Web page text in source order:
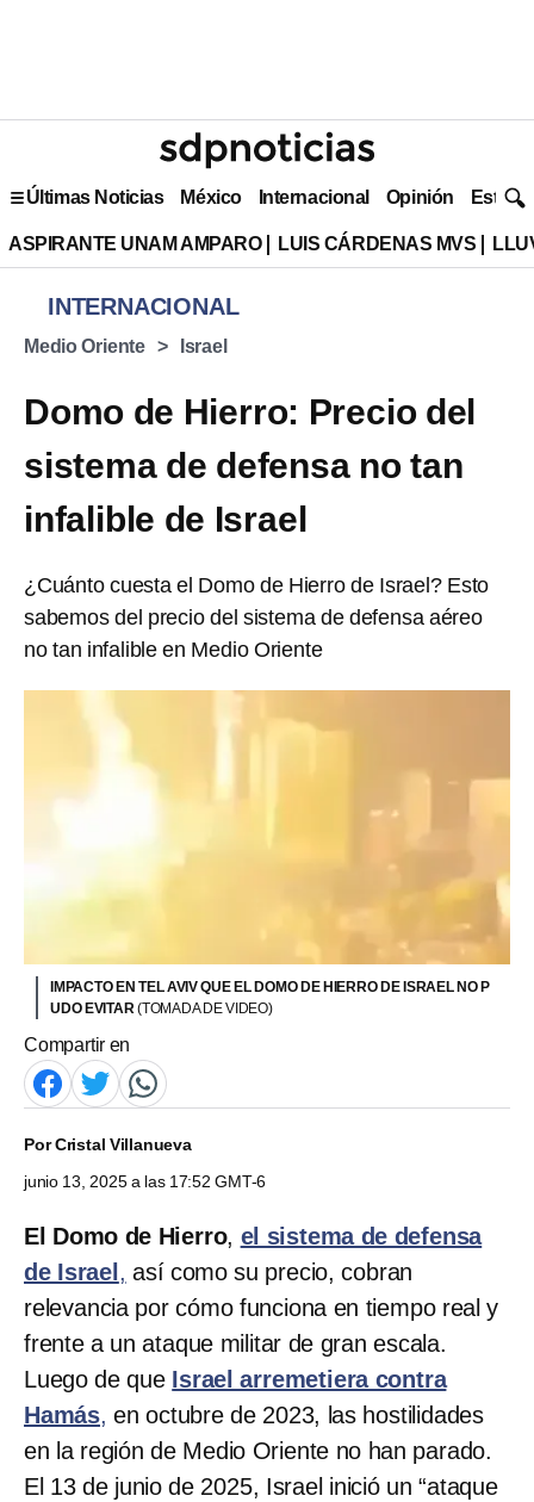
Últimas Noticias México Internacional Opinión Estilo
ASPIRANTE UNAM AMPARO LUIS CÁRDENAS MVS
INTERNACIONAL
Medio Oriente Israel
Domo de Hierro: Precio del
sistema de defensa no tan
infalible de Israel
¿Cuánto cuesta el Domo de Hierro de Israel? Esto
sabemos del precio del sistema de defensa aéreo
no tan infalible en Medio Oriente
IMPACTO EN TEL AVIV QUE EL DOMO DE HIERRO DE ISRAEL NO P
UDO EVITAR(TOMADA DE VIDEO)
Compartir en
PorCristal Villanueva
junio 13, 2025 a las 17:52 GMT-6
El Domo de Hierro, el sistema de defensa
de Israel , así como su precio, cobran
relevancia por cómo funciona en tiempo real y
frente a un ataque militar de gran escala.
Luego de que Israel arremetiera contra
Hamás, en octubre de 2023, las hostilidades
en la región de Medio Oriente no han parado.
El 13 de junio de 2025, Israel inició un “ataque